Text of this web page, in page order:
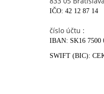
IČO: 42 12 87 14
číslo účtu :
IBAN: SK16 7500
SWIFT (BIC):